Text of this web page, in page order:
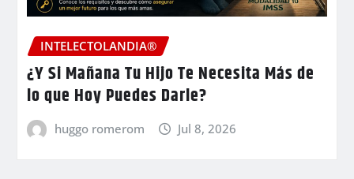
INTELECTOLANDIA®
¿Y Si Mañana Tu Hijo Te Necesita Más de
lo que Hoy Puedes Darle?
huggo romerom Jul 8, 2026